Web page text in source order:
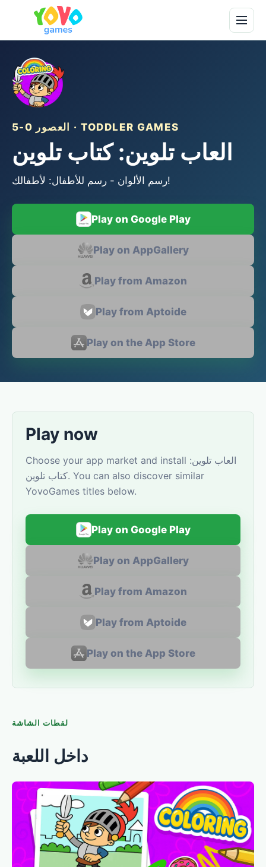
العصور 0-5 · TODDLER GAMES
العاب تلوين: كتاب تلوين
رسم الألوان - رسم للأطفال: لأطفالك!
Play on Google Play
Play on AppGallery
Play from Amazon
Play from Aptoide
Play on the App Store
Play now
Choose your app market and install العاب تلوين:
كتاب تلوين. You can also discover similar
YovoGames titles below.
Play on Google Play
Play on AppGallery
Play from Amazon
Play from Aptoide
Play on the App Store
لقطات الشاشة
داخل اللعبة